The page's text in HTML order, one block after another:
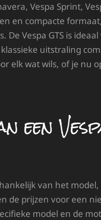
Vespa Sprint,
en compacte
Vespa GTS is
uitstraling
elk wat wils, of je nu
een
van het model,
de prijzen voor een
model en de